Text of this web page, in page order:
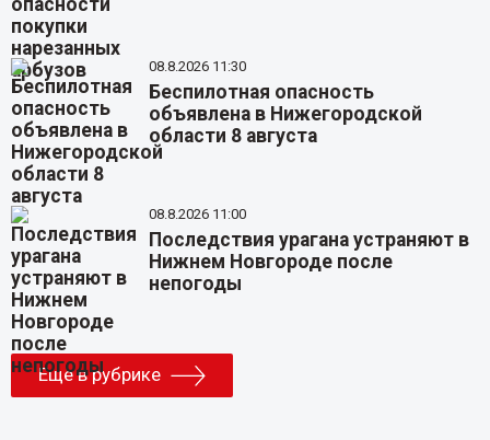
08.8.2026 11:30
Беспилотная опасность
объявлена в Нижегородской
области 8 августа
08.8.2026 11:00
Последствия урагана устраняют в
Нижнем Новгороде после
непогоды
Еще в рубрике